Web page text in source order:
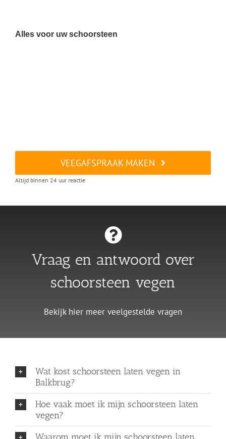
Alles voor uw schoorsteen
VEEGAFSPRAAK MAKEN
Altijd binnen 24 uur reactie
Vraag en antwoord over
schoorsteen vegen
Bekijk hier meer veelgestelde vragen
Wat kost schoorsteen laten vegen in
Balkbrug?
Hoe vaak moet ik mijn schoorsteen laten
vegen?